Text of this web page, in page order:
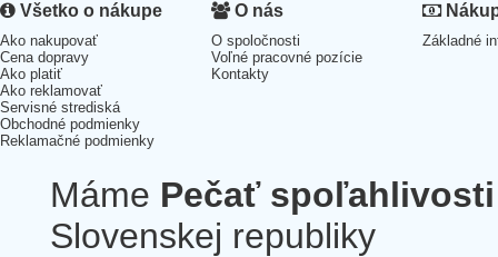
Všetko o nákupe
Ako nakupovať
Cena dopravy
Ako platiť
Ako reklamovať
Servisné strediská
Obchodné podmienky
Reklamačné podmienky
O nás
O spoločnosti
Voľné pracovné pozície
Kontakty
Základné
Máme Pečať spoľahlivosti
Slovenskej republiky